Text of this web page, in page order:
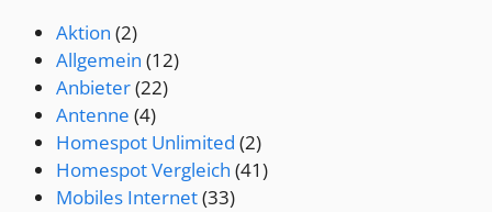
Aktion (2)
Allgemein (12)
Anbieter(22)
Antenne (4)
Homespot Unlimited (2)
Homespot Vergleich (41)
Mobiles Internet(33)